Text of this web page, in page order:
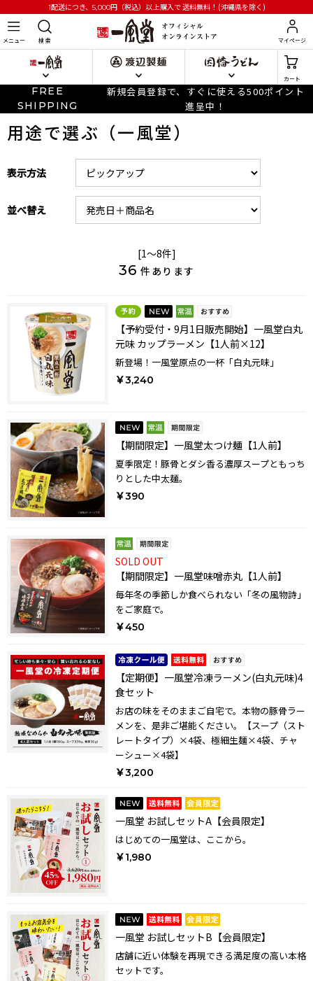
1配送につき、5,000円 （税込）以上購入で送料無料！(沖縄県を除く)
メニュー 検 索 マイページ
カート
FREE
SHIPPING
新規会員登録で、すぐに使える500ポイント
進呈中！
用途で選ぶ（一風堂）
表示方法
並べ替え
[1～8件]
36 件あります
【予約受付・9月1日販売開始】一風堂白丸
元味 カップラーメン【1人前×12】
新登場！一風堂原点の一杯「白丸元味」
￥3,240
【期間限定】一風堂太つけ麺【1人前】
夏季限定！豚骨とダシ香る濃厚スープともっち
りとした中太麺。
￥390
SOLD OUT
【期間限定】一風堂味噌赤丸【1人前】
毎年冬の季節しか食べられない「冬の風物詩」
をご家庭で。
￥450
【定期便】一風堂冷凍ラーメン(白丸元味)4
食セット
お店の味をそのままご自宅で。本物の豚骨ラー
メンを、是非ご堪能ください。【スープ（スト
レートタイプ）×4袋、極細生麺×4袋、チャ
ーシュー×4袋】
￥3,200
一風堂 お試しセットA【会員限定】
はじめての一風堂は、ここから。
￥1,980
一風堂 お試しセットB【会員限定】
店舗に近い体験を再現できる満足度の高い本格
セットです。